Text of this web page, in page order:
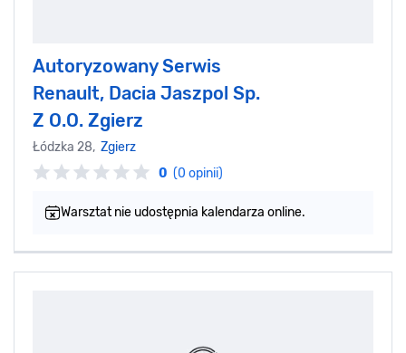
Autoryzowany Serwis
Renault, Dacia Jaszpol Sp.
Z O.O. Zgierz
Łódzka 28, Zgierz
0 (0 opinii)
Warsztat nie udostępnia kalendarza online.